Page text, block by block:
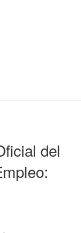
del